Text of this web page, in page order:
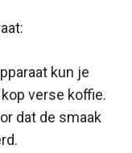
kun je
verse koffie.
dat de smaak